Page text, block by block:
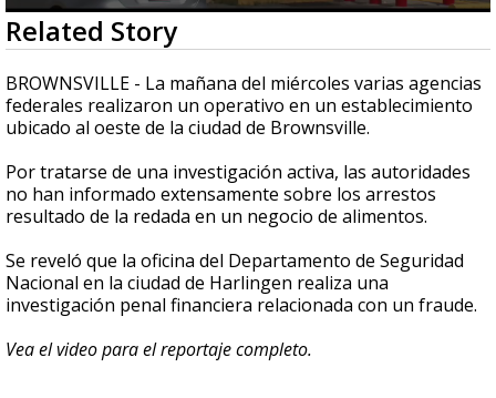
0
seconds
of
2
minutes,
20
seconds
Related Story
BROWNSVILLE - La mañana del miércoles varias agencias
federales realizaron un operativo en un establecimiento
ubicado al oeste de la ciudad de Brownsville.
Por tratarse de una investigación activa, las autoridades
no han informado extensamente sobre los arrestos
resultado de la redada en un negocio de alimentos.
Se reveló que la oficina del Departamento de Seguridad
Nacional en la ciudad de Harlingen realiza una
investigación penal financiera relacionada con un fraude.
Vea el video para el reportaje completo.